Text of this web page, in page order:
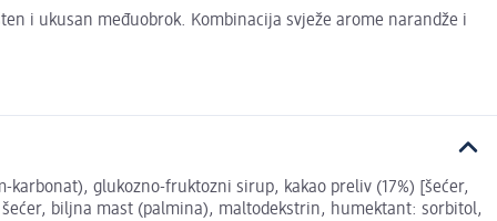
i ukusan međuobrok. Kombinacija svježe arome narandže i
glukozno-fruktozni sirup, kakao preliv (17%) [šećer,
biljna mast (palmina), maltodekstrin, humektant: sorbitol,